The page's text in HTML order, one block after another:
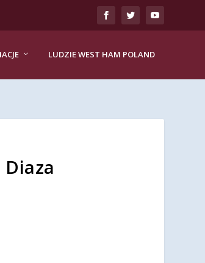
LUDZIE WEST HAM POLAND